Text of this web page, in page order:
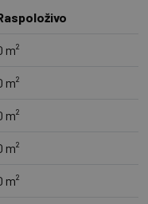
m²
m²
m²
m²
m²